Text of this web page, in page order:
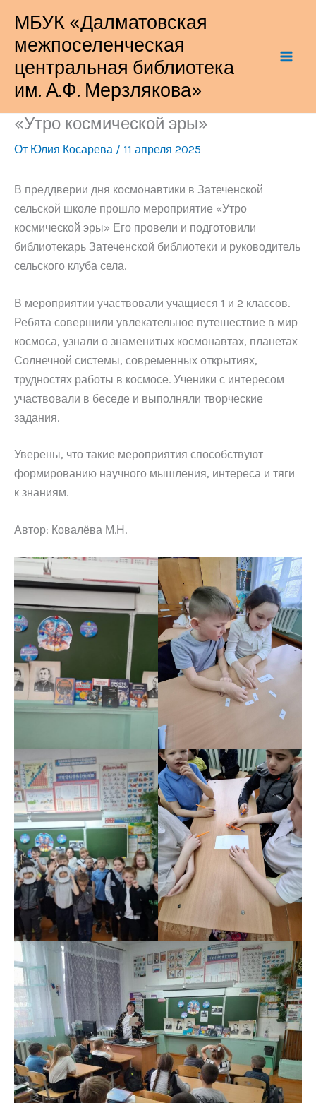
содержимому
МБУК «Далматовская
межпоселенческая
центральная библиотека
им. А.Ф. Мерзлякова»
«Утро космической эры»
От Юлия Косарева / 11 апреля 2025
В преддверии дня космонавтики в Затеченской
сельской школе прошло мероприятие «Утро
космической эры» Его провели и подготовили
библиотекарь Затеченской библиотеки и руководитель
сельского клуба села.
В мероприятии участвовали учащиеся 1 и 2 классов.
Ребята совершили увлекательное путешествие в мир
космоса, узнали о знаменитых космонавтах, планетах
Солнечной системы, современных открытиях,
трудностях работы в космосе. Ученики с интересом
участвовали в беседе и выполняли творческие
задания.
Уверены, что такие мероприятия способствуют
формированию научного мышления, интереса и тяги
к знаниям.
Автор: Ковалёва М.Н.